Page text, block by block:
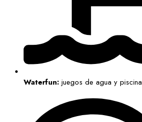
Waterfun: juegos de agua y piscina